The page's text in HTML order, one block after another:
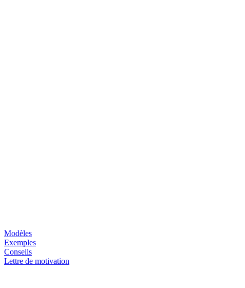
Modèles
Exemples
Conseils
Lettre de motivation